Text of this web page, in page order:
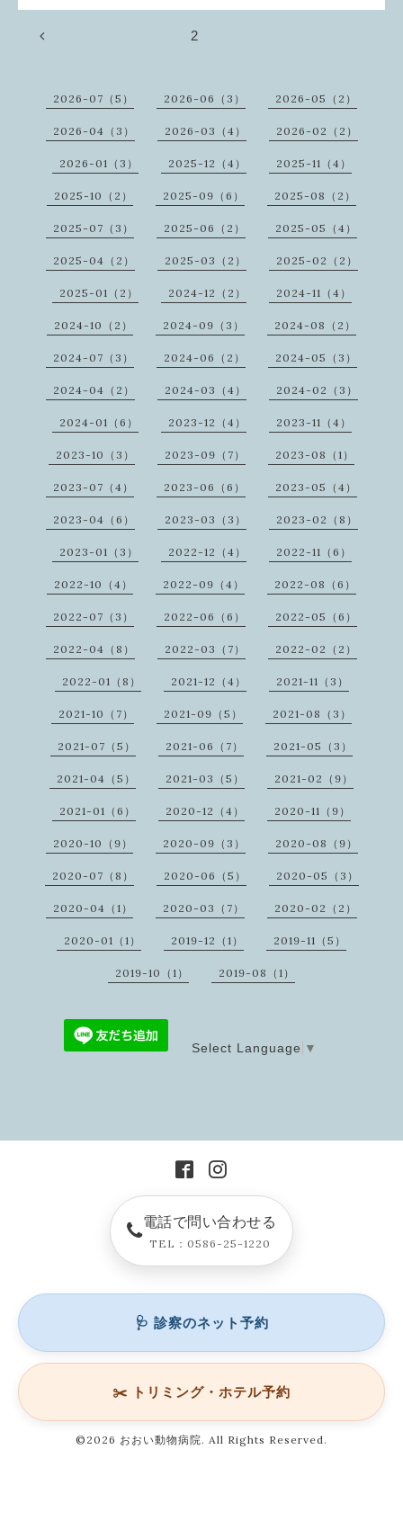
2
2026-07（5） 2026-06（3） 2026-05（2）
2026-04（3） 2026-03（4） 2026-02（2）
2026-01（3） 2025-12（4） 2025-11（4）
2025-10（2） 2025-09（6） 2025-08（2）
2025-07（3） 2025-06（2） 2025-05（4）
2025-04（2） 2025-03（2） 2025-02（2）
2025-01（2） 2024-12（2） 2024-11（4）
2024-10（2） 2024-09（3） 2024-08（2）
2024-07（3） 2024-06（2） 2024-05（3）
2024-04（2） 2024-03（4） 2024-02（3）
2024-01（6） 2023-12（4） 2023-11（4）
2023-10（3） 2023-09（7） 2023-08（1）
2023-07（4） 2023-06（6） 2023-05（4）
2023-04（6） 2023-03（3） 2023-02（8）
2023-01（3） 2022-12（4） 2022-11（6）
2022-10（4） 2022-09（4） 2022-08（6）
2022-07（3） 2022-06（6） 2022-05（6）
2022-04（8） 2022-03（7） 2022-02（2）
2022-01（8） 2021-12（4） 2021-11（3）
2021-10（7） 2021-09（5） 2021-08（3）
2021-07（5） 2021-06（7） 2021-05（3）
2021-04（5） 2021-03（5） 2021-02（9）
2021-01（6） 2020-12（4） 2020-11（9）
2020-10（9） 2020-09（3） 2020-08（9）
2020-07（8） 2020-06（5） 2020-05（3）
2020-04（1） 2020-03（7） 2020-02（2）
2020-01（1） 2019-12（1） 2019-11（5）
2019-10（1） 2019-08（1）
Select Language ▼
電話で問い合わせる
TEL：0586-25-1220
🩺 診察のネット予約
✂️ トリミング・ホテル予約
©2026 おおい動物病院. All Rights Reserved.